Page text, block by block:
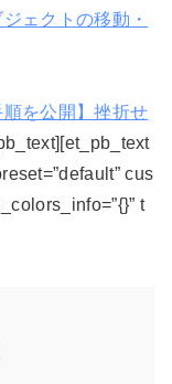
ェクトの移動・
を公開】挫折せ
cus
t